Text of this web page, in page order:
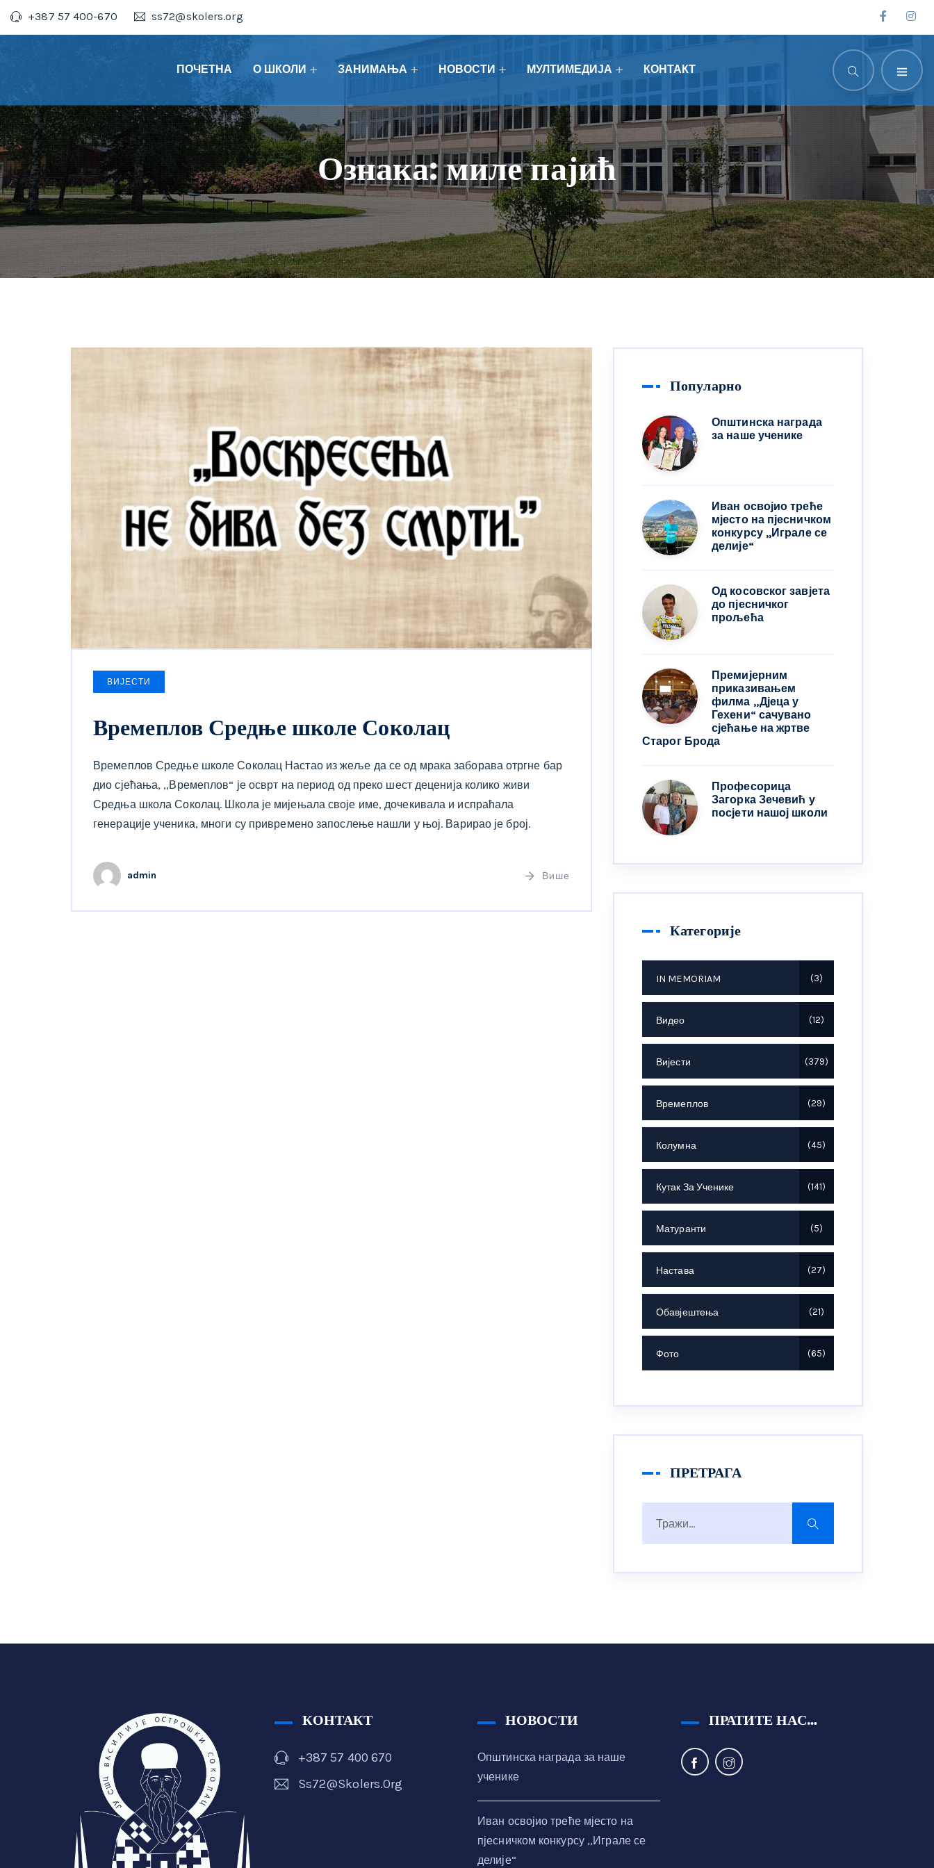
+387 57 400-670 ss72@skolers.org
ПОЧЕТНА О ШКОЛИ ЗАНИМАЊА НОВОСТИ МУЛТИМЕДИЈА КОНТАКТ
Ознака:миле пајић
ВИЈЕСТИ
Времеплов Средње школе Соколац
Времеплов Средње школе Соколац Настао из жеље да се од мрака заборава отргне бар
дио сјећања, ,,Времеплов“ је осврт на период од преко шест деценија колико живи
Средња школа Соколац. Школа је мијењала своје име, дочекивала и испраћала
генерације ученика, многи су привремено запослење нашли у њој. Варирао је број.
admin Више
Популарно
Општинска награда
за наше ученике
Иван освојио треће
мјесто на пјесничком
конкурсу ,,Играле се
делије“
Од косовског завјета
до пјесничког
прољећа
Премијерним
приказивањем
филма „Дјеца у
Гехени“ сачувано
сјећање на жртве
Старог Брода
Професорица
Загорка Зечевић у
посјети нашој школи
Категорије
IN MEMORIAM 3
Видео 12
Вијести 379
Времеплов 29
Колумна 45
Кутак За Ученике 141
Матуранти 5
Настава 27
Обавјештења 21
Фото 65
ПРЕТРАГА
КОНТАКТ
+387 57 400 670
Ss72@skolers.org
НОВОСТИ
Општинска награда за наше
ученике
Иван освојио треће мјесто на
пјесничком конкурсу ,,Играле се
делије“
ПРАТИТЕ НАС…